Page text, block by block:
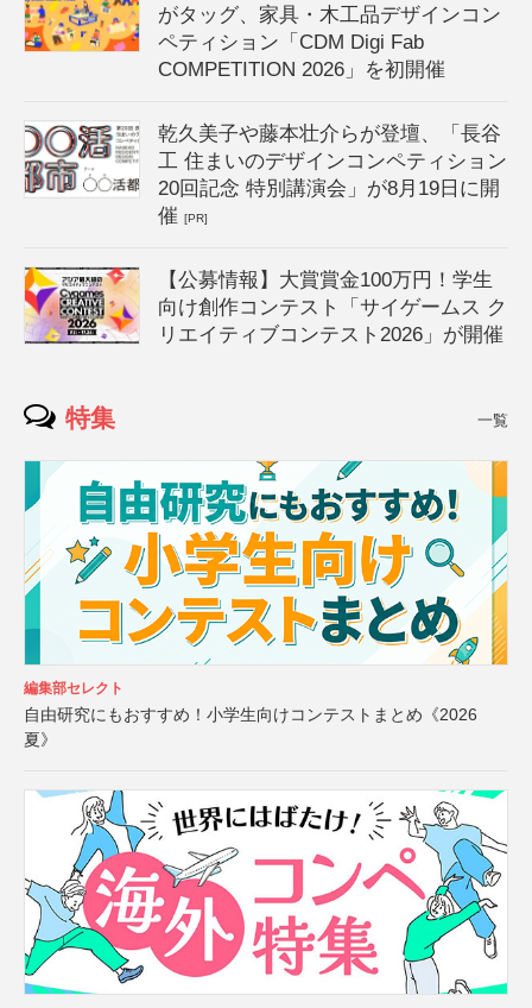
がタッグ、家具・木工品デザインコン
ペティション「CDM Digi Fab
COMPETITION 2026」を初開催
乾久美子や藤本壮介らが登壇、「長谷
工 住まいのデザインコンペティション
20回記念 特別講演会」が8月19日に開
催[PR]
【公募情報】大賞賞金100万円！学生
向け創作コンテスト「サイゲームス ク
リエイティブコンテスト2026」が開催
特集 一覧
編集部セレクト
自由研究にもおすすめ！小学生向けコンテストまとめ《2026
夏》